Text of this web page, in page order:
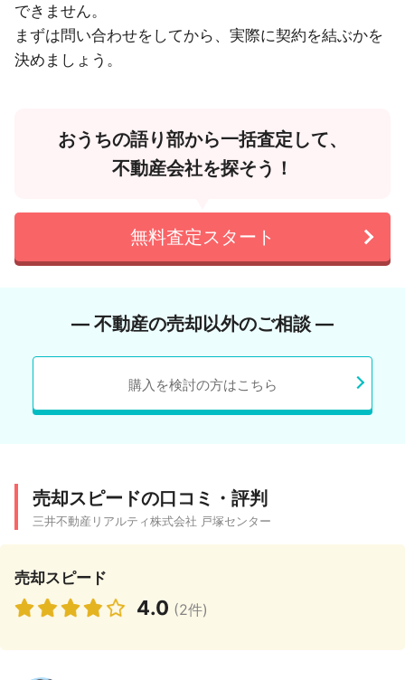
できません。
まずは問い合わせをしてから、実際に契約を結ぶかを
決めましょう。
おうちの語り部から一括査定して、
不動産会社を探そう！
無料査定スタート
― 不動産の売却以外のご相談 ―
購入を検討の方はこちら
売却スピードの口コミ・評判
三井不動産リアルティ株式会社 戸塚センター
売却スピード
4.0 (2件)